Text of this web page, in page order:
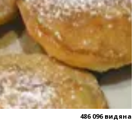
486 096 видяна